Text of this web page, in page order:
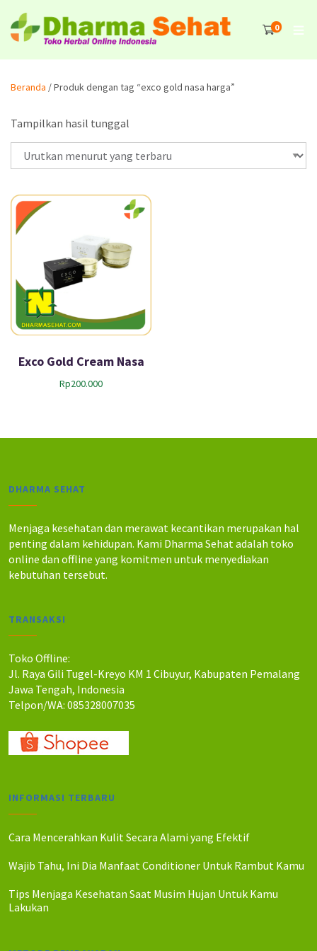
0
Beranda / Produk dengan tag “exco gold nasa harga”
Tampilkan hasil tunggal
Exco Gold Cream Nasa
Rp200.000
DHARMA SEHAT
Menjaga kesehatan dan merawat kecantikan merupakan hal
penting dalam kehidupan. Kami Dharma Sehat adalah toko
online dan offline yang komitmen untuk menyediakan
kebutuhan tersebut.
TRANSAKSI
Toko Offline:
Jl. Raya Gili Tugel-Kreyo KM 1 Cibuyur, Kabupaten Pemalang
Jawa Tengah, Indonesia
Telpon/WA: 085328007035
INFORMASI TERBARU
Cara Mencerahkan Kulit Secara Alami yang Efektif
Wajib Tahu, Ini Dia Manfaat Conditioner Untuk Rambut Kamu
Tips Menjaga Kesehatan Saat Musim Hujan Untuk Kamu
Lakukan